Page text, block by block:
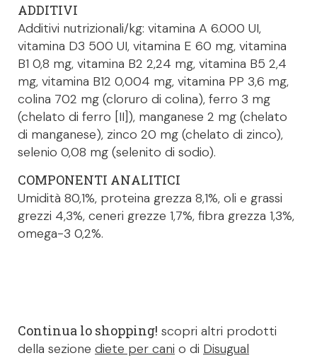
ADDITIVI
Additivi nutrizionali/kg: vitamina A 6.000 UI,
vitamina D3 500 UI, vitamina E 60 mg, vitamina
B1 0,8 mg, vitamina B2 2,24 mg, vitamina B5 2,4
mg, vitamina B12 0,004 mg, vitamina PP 3,6 mg,
colina 702 mg (cloruro di colina), ferro 3 mg
(chelato di ferro [II]), manganese 2 mg (chelato
di manganese), zinco 20 mg (chelato di zinco),
selenio 0,08 mg (selenito di sodio).
COMPONENTI ANALITICI
Umidità 80,1%, proteina grezza 8,1%, oli e grassi
grezzi 4,3%, ceneri grezze 1,7%, fibra grezza 1,3%,
omega-3 0,2%.
Continua lo shopping! scopri altri prodotti
della sezione diete per cani o di Disugual